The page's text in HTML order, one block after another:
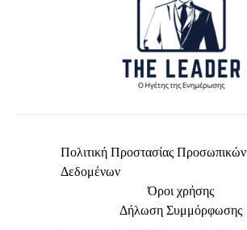
Πολιτική Προστασίας Προσωπικών
Δεδομένων
Όροι χρήσης
Δήλωση Συμμόρφωσης